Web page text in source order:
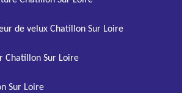
de velux Chatillon Sur Loire
Chatillon Sur Loire
Sur Loire